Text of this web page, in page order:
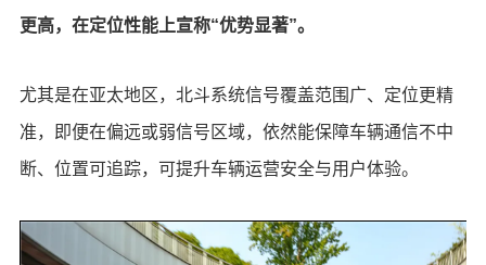
更高，在定位性能上宣称“优势显著”。
尤其是在亚太地区，北斗系统信号覆盖范围广、定位更精
准，即便在偏远或弱信号区域，依然能保障车辆通信不中
断、位置可追踪，可提升车辆运营安全与用户体验。